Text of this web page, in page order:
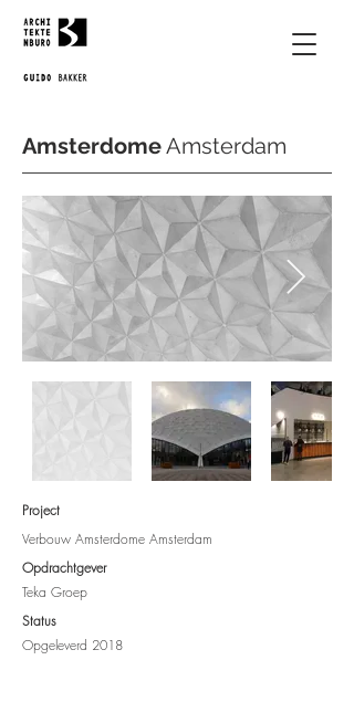
AmsterdomeAmsterdam
Project
Verbouw Amsterdome Amsterdam
Opdrachtgever​
Teka Groep
Status
Opgeleverd 2018